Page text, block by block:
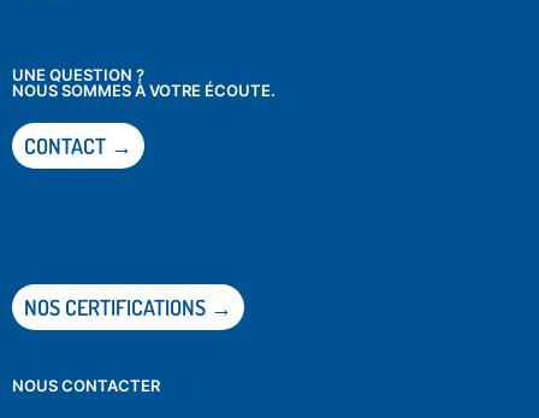
UNE QUESTION ?
NOUS SOMMES À VOTRE ÉCOUTE.
CONTACT →
NOS CERTIFICATIONS →
NOUS CONTACTER